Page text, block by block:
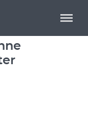
Betrieb
Tode des